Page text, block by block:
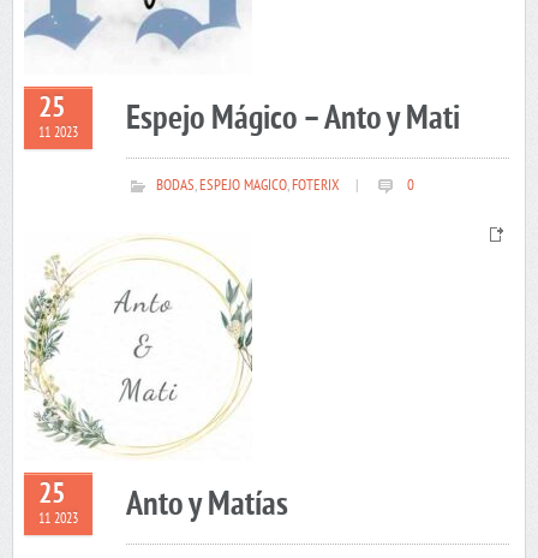
25
11 2023 Espejo Mágico – Anto y Mati
BODAS,ESPEJO MAGICO,FOTERIX 0
25
11 2023 Anto y Matías